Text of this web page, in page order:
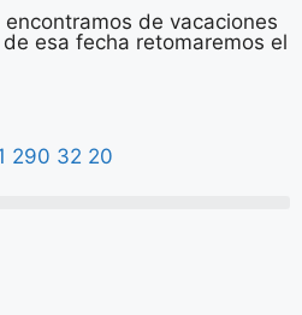
encontramos de vacaciones
esa fecha retomaremos el
290 32 20